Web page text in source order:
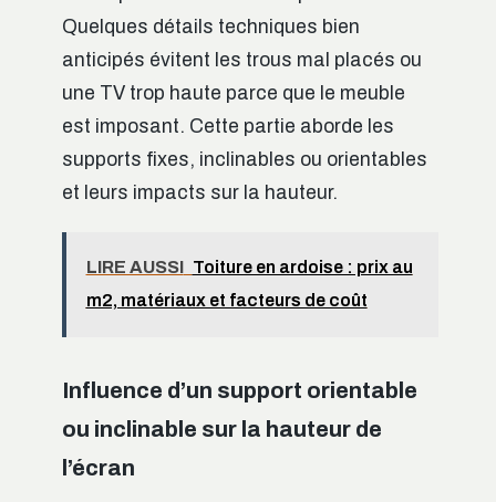
Quelques détails techniques bien
anticipés évitent les trous mal placés ou
une TV trop haute parce que le meuble
est imposant. Cette partie aborde les
supports fixes, inclinables ou orientables
et leurs impacts sur la hauteur.
LIRE AUSSI Toiture en ardoise : prix au
m2, matériaux et facteurs de coût
Influence d’un support orientable
ou inclinable sur la hauteur de
l’écran